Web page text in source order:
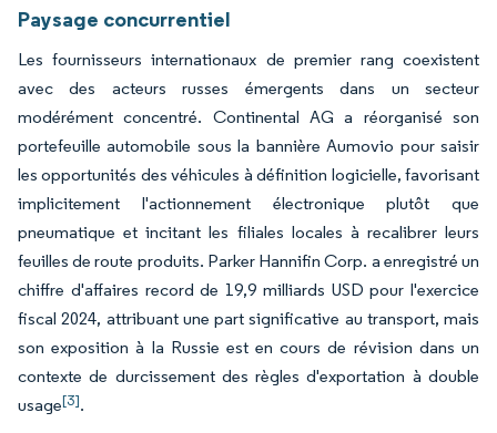
Paysage concurrentiel
Les fournisseurs internationaux de premier rang coexistent
avec des acteurs russes émergents dans un secteur
modérément concentré. Continental AG a réorganisé son
portefeuille automobile sous la bannière Aumovio pour saisir
les opportunités des véhicules à définition logicielle, favorisant
implicitement l'actionnement électronique plutôt que
pneumatique et incitant les filiales locales à recalibrer leurs
feuilles de route produits. Parker Hannifin Corp. a enregistré un
chiffre d'affaires record de 19,9 milliards USD pour l'exercice
fiscal 2024, attribuant une part significative au transport, mais
son exposition à la Russie est en cours de révision dans un
contexte de durcissement des règles d'exportation à double
usage[3].